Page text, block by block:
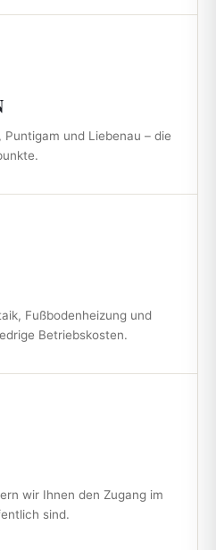
und Liebenau – die
Fußbodenheizung und
Betriebskosten.
wir Ihnen den Zugang im
sind.